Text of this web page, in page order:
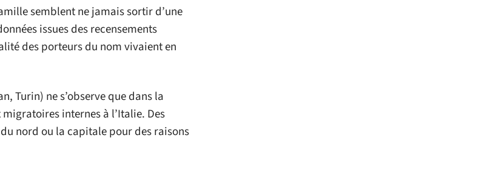
semblent ne jamais sortir d’une
issues des recensements
des porteurs du nom vivaient en
Turin) ne s’observe que dans la
internes à l’Italie. Des
nord ou la capitale pour des raisons